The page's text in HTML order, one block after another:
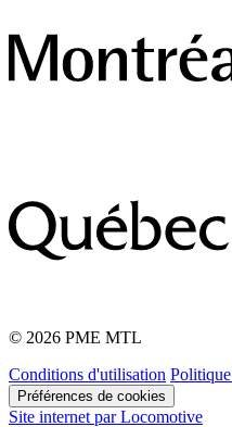
© 2026 PME MTL
Conditions d'utilisation
Préférences de cookies
Site internet par Locomotive